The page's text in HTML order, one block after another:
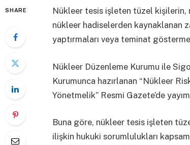
SHARE
Nükleer tesis işleten tüzel
nükleer hadiselerden kaynaklanan
yaptırmaları veya teminat
Nükleer Düzenleme Kurumu ile
Kurumunca hazırlanan “Nükleer
Yönetmelik” Resmi Gazete’de
Buna göre, nükleer tesis işleten
ilişkin hukuki sorumlulukları